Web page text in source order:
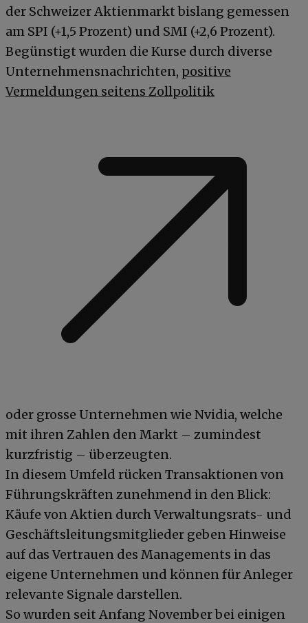
der Schweizer Aktienmarkt bislang gemessen
am SPI (+1,5 Prozent) und SMI (+2,6 Prozent).
Begünstigt wurden die Kurse durch diverse
Unternehmensnachrichten, positive
Vermeldungen seitens Zollpolitik
oder grosse Unternehmen wie Nvidia, welche
mit ihren Zahlen den Markt – zumindest
kurzfristig – überzeugten.
In diesem Umfeld rücken Transaktionen von
Führungskräften zunehmend in den Blick:
Käufe von Aktien durch Verwaltungsrats- und
Geschäftsleitungsmitglieder geben Hinweise
auf das Vertrauen des Managements in das
eigene Unternehmen und können für Anleger
relevante Signale darstellen.
So wurden seit Anfang November bei einigen